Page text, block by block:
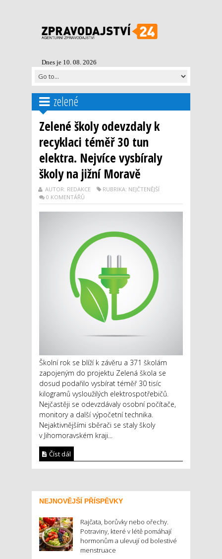
Dnes je 10. 08. 2026
zelené
Zelené školy odevzdaly k
recyklaci téměř 30 tun
elektra. Nejvíce vysbíraly
školy na jižní Moravě
AUTOR: REDAKCE
RUBRIKA: NEJČTENĚJŠÍ
0 KOMENTÁŘŮ
Školní rok se blíží k závěru a 371 školám
zapojeným do projektu Zelená škola se
dosud podařilo vysbírat téměř 30 tisíc
kilogramů vysloužilých elektrospotřebičů.
Nejčastěji se odevzdávaly osobní počítače,
monitory a další výpočetní technika.
Nejaktivnějšími sběrači se staly školy
v Jihomoravském kraji...
Číst dál
NEJNOVĚJŠÍ PŘÍSPĚVKY
Rajčata, borůvky nebo ořechy.
Potraviny, které v létě pomáhají
hormonům a ulevují od bolestivé
menstruace